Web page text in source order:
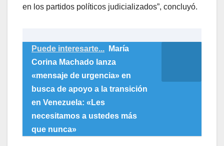
en los partidos políticos judicializados”, concluyó.
Puede interesarte...
María
Corina Machado lanza
«mensaje de urgencia» en
busca de apoyo a la transición
en Venezuela: «Les
necesitamos a ustedes más
que nunca»